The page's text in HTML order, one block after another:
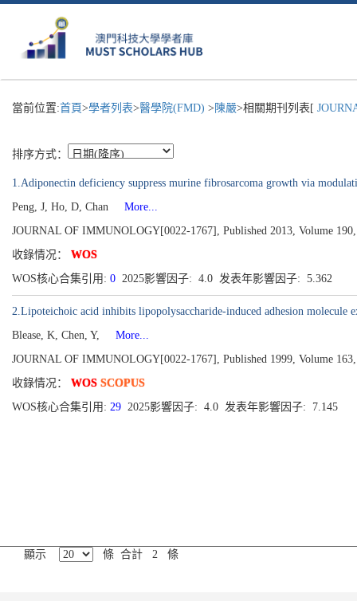
當前位置:首頁>學者列表>醫學院(FMD) > 陳嚴>相關期刊列表[
排序方式：
1.Adiponectin deficiency suppress murine fibrosarcoma growth via
Peng, J, Ho, D, Chan
More...
JOURNAL OF IMMUNOLOGY[0022-1767], Published 2013, Volume 190,
收錄情况： WOS
WOS核心合集引用: 0 2025影響因子: 4.0 发表年影響因子: 5.362
2.Lipoteichoic acid inhibits lipopolysaccharide-induced adhesion molecule
Blease, K, Chen, Y,
More...
JOURNAL OF IMMUNOLOGY[0022-1767], Published 1999, Volume 163,
收錄情况： WOS SCOPUS
WOS核心合集引用: 29 2025影響因子: 4.0 发表年影響因子: 7.145
顯示 條 合計 2 條